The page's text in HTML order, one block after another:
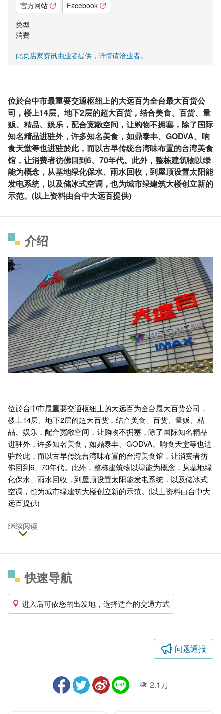
官方网站
Facebook
类型
消费
此页店家资讯由业者提供，详情请洽业者。
位於台中市最重要交通枢纽上的大远百为全台最大百货公
司，楼上14层、地下2层的超大百货，结合美食、百货、量
贩、精品、娱乐，配合宽敞空间，让购物不拥塞，除了国际
知名精品进驻外，许多知名美食，如鼎泰丰、GODVA、响
食天堂等也进驻於此，而以古早传统台湾味布置的台湾美食
馆，让消费者彷佛回到6、70年代。此外，整栋建筑物以绿
能为概念，从基地绿化保水、雨水回收，到屋顶设置太阳能
发电系统，以及储冰式空调，也为城市绿建筑大楼创立新的
示范。(以上资料由台中大远百提供)
介绍
位於台中市最重要交通枢纽上的大远百为全台最大百货公司，
楼上14层、地下2层的超大百货，结合美食、百货、量贩、精
品、娱乐，配合宽敞空间，让购物不拥塞，除了国际知名精品
进驻外，许多知名美食，如鼎泰丰、GODVA、响食天堂等也进
驻於此，而以古早传统台湾味布置的台湾美食馆，让消费者彷
佛回到6、70年代。此外，整栋建筑物以绿能为概念，从基地绿
化保水、雨水回收，到屋顶设置太阳能发电系统，以及储冰式
空调，也为城市绿建筑大楼创立新的示范。(以上资料由台中大
远百提供)
继续阅读
快速导航
进入后可依您的出发地，选择适合的交通方式
问题通报
人气2.1万